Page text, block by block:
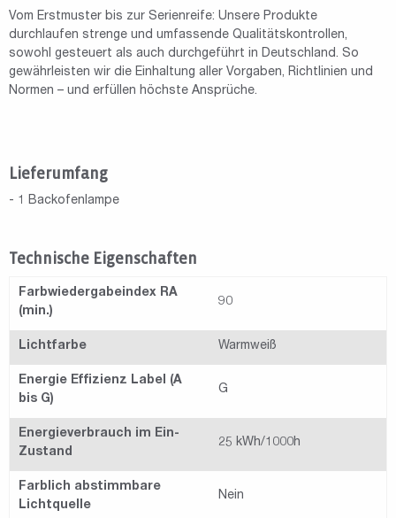
Vom Erstmuster bis zur Serienreife: Unsere Produkte
durchlaufen strenge und umfassende Qualitätskontrollen,
sowohl gesteuert als auch durchgeführt in Deutschland. So
gewährleisten wir die Einhaltung aller Vorgaben, Richtlinien und
Normen – und erfüllen höchste Ansprüche.
Lieferumfang
- 1 Backofenlampe
Technische Eigenschaften
Farbwiedergabeindex RA
(min.)
90
Lichtfarbe Warmweiß
Energie Effizienz Label (A
bis G)
G
Energieverbrauch im Ein-
Zustand
25 kWh/1000h
Farblich abstimmbare
Lichtquelle
Nein